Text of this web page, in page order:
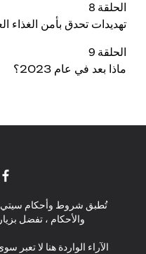
الحلقة 8
تهديدات تحدق بأمن الغذاء
الحلقة 9
ماذا بعد في عام 2023؟
تُطبق شروط وأحكام سيتي
والأحكام ، تفضل
الآراء الواردة هنا لا